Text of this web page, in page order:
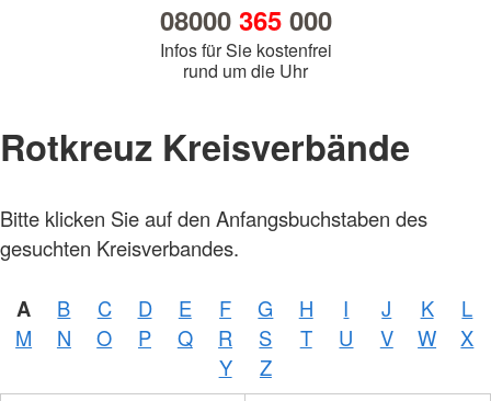
08000 365000
Infos für Sie kostenfrei
rund um die Uhr
Rotkreuz Kreisverbände
Bitte klicken Sie auf den Anfangsbuchstaben des
gesuchten Kreisverbandes.
A B C D E F G H I J K
L
M
N O P Q R S T U V W
X
Y
Z